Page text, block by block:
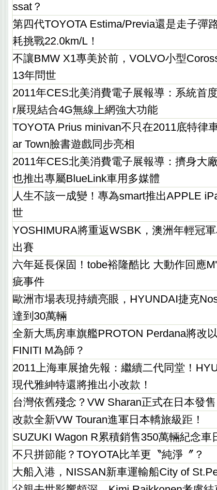
ssat？
第四代TOYOTA Estima/Previa還是走子彈
耗挑戰22.0km/L！
不讓BMW X1專美於前，VOLVO小型
13年問世
2011年CES北美消費電子展報導：系統首
r展現結合4G無線上網強大功能
TOYOTA Prius minivan不只在2011底特律
ar Town臉書遊戲同步亮相
2011年CES北美消費電子展報導：擠身大
也推出專屬BlueLink車用多媒體
人生不該一成變！專為smart推出APPLE
世
YOSHIMURA將重返WSBK，澳洲年輕冠
出賽
六年延長保固！tobe裕隆酷比 大動作回應
疵事件
歐洲市場表現持續亮眼，HYUNDAI捷克
達到30萬輛
全新大馬房車旗艦PROTON Perdana將改
FINITI M為師？
2011上海車展搶先報：繼續二代同堂！
現代雅紳特還將推出小改款！
台灣依舊殘念？VW Sharan正式在日本發
改款全新VW Touran進軍日本轎旅級距！
SUZUKI Wagon R累積銷售350萬輛紀念車
不只拼節能？TOYOTA比羊更〝純淨〞？
大船入港，NISSAN新車運輸船City of